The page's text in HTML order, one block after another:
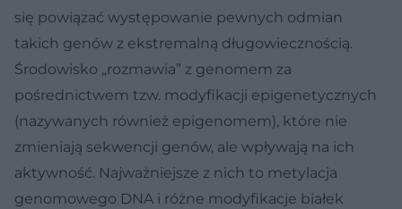
się powiązać występowanie pewnych odmian
takich genów z ekstremalną długowiecznością.
Środowisko „rozmawia” z genomem za
pośrednictwem tzw. modyfikacji epigenetycznych
(nazywanych również epigenomem), które nie
zmieniają sekwencji genów, ale wpływają na ich
aktywność. Najważniejsze z nich to metylacja
genomowego DNA i różne modyfikacje białek